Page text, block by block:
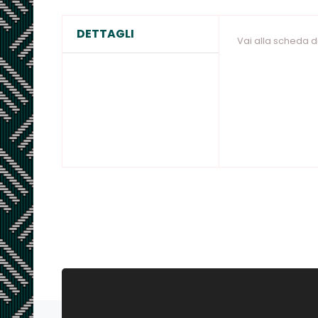
DETTAGLI Vai alla scheda